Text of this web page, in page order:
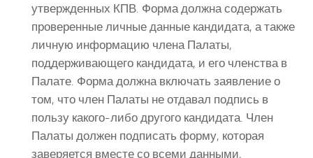
утвержденных КПВ. Форма должна содержать
проверенные личные данные кандидата, а также
личную информацию члена Палаты,
поддерживающего кандидата, и его членства в
Палате. Форма должна включать заявление о
том, что член Палаты не отдавал подпись в
пользу какого-либо другого кандидата. Член
Палаты должен подписать форму, которая
заверяется вместе со всеми данными,